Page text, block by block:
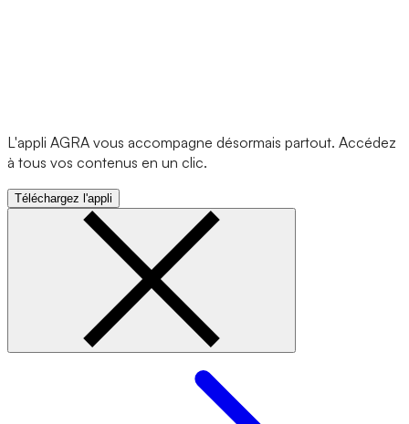
L'appli AGRA vous accompagne désormais partout. Accédez
à tous vos contenus en un clic.
Téléchargez l'appli